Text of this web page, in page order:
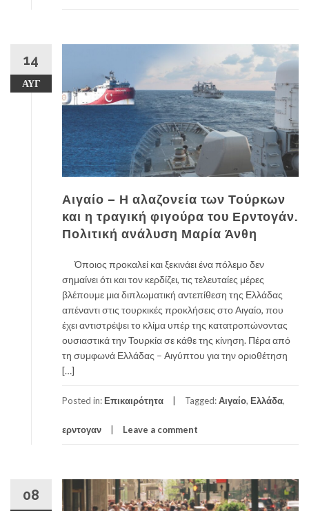
14
ΑΥΓ
Αιγαίο – Η αλαζονεία των Τούρκων
και η τραγική φιγούρα του Ερντογάν.
Πολιτική ανάλυση Μαρία Άνθη
Όποιος προκαλεί και ξεκινάει ένα πόλεμο δεν
σημαίνει ότι και τον κερδίζει, τις τελευταίες μέρες
βλέπουμε μια διπλωματική αντεπίθεση της Ελλάδας
απέναντι στις τουρκικές προκλήσεις στο Αιγαίο, που
έχει αντιστρέψει το κλίμα υπέρ της κατατροπώνοντας
ουσιαστικά την Τουρκία σε κάθε της κίνηση. Πέρα από
τη συμφωνά Ελλάδας – Αιγύπτου για την οριοθέτηση
[…]
Posted in: Επικαιρότητα Tagged:Αιγαίο, Ελλάδα,
ερντογαν Leave a comment
08